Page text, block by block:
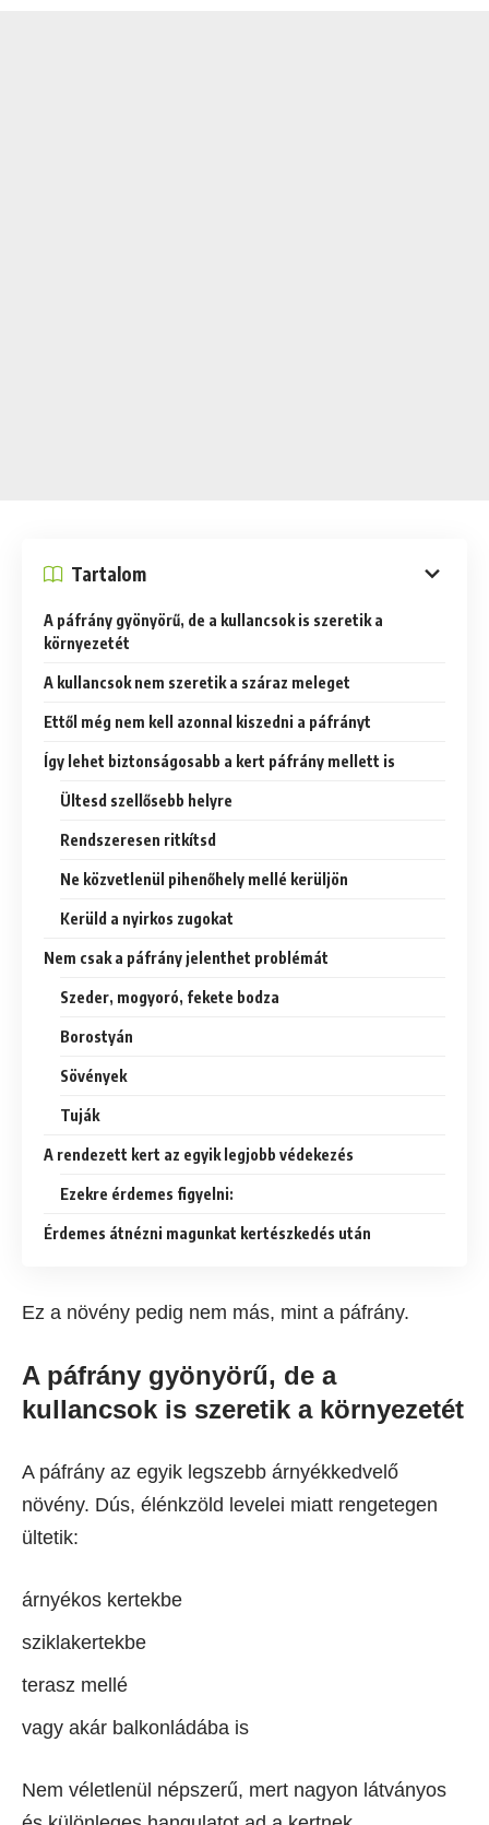
Tartalom
A páfrány gyönyörű, de a kullancsok is szeretik a
környezetét
A kullancsok nem szeretik a száraz meleget
Ettől még nem kell azonnal kiszedni a páfrányt
Így lehet biztonságosabb a kert páfrány mellett is
Ültesd szellősebb helyre
Rendszeresen ritkítsd
Ne közvetlenül pihenőhely mellé kerüljön
Kerüld a nyirkos zugokat
Nem csak a páfrány jelenthet problémát
Szeder, mogyoró, fekete bodza
Borostyán
Sövények
Tuják
A rendezett kert az egyik legjobb védekezés
Ezekre érdemes figyelni:
Érdemes átnézni magunkat kertészkedés után
Ez a növény pedig nem más, mint a páfrány.
A páfrány gyönyörű, de a
kullancsok is szeretik a környezetét
A páfrány az egyik legszebb árnyékkedvelő
növény. Dús, élénkzöld levelei miatt rengetegen
ültetik:
árnyékos kertekbe
sziklakertekbe
terasz mellé
vagy akár balkonládába is
Nem véletlenül népszerű, mert nagyon látványos